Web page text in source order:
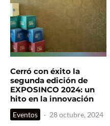
Cerró con éxito la
segunda edición de
EXPOSINCO 2024: un
hito en la innovación
Eventos · 28 octubre, 2024